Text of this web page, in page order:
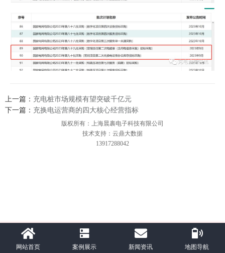
上一篇： 充电桩市场规模有望突破千亿元
下一篇： 充换电运营商的四大核心经营指标
版权所有：上海晨裹电子科技有限公司
技术支持：云鼎大数据
13917288042
网站首页 案例展示 新闻资讯 地图导航